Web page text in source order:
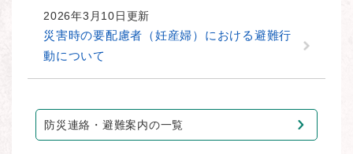
2026年3月10日更新
災害時の要配慮者（妊産婦）における避難行
動について
防災連絡・避難案内の一覧